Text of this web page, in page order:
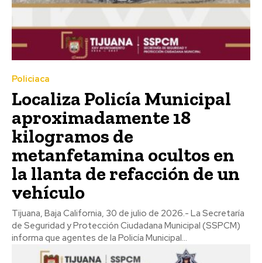
Policiaca
Localiza Policía Municipal
aproximadamente 18
kilogramos de
metanfetamina ocultos en
la llanta de refacción de un
vehículo
Tijuana, Baja California, 30 de julio de 2026.- La Secretaría
de Seguridad y Protección Ciudadana Municipal (SSPCM)
informa que agentes de la Policía Municipal...